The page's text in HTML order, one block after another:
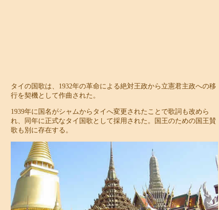
タイの国歌は、1932年の革命による絶対王政から立憲君主政への移
行を契機として作曲された。
1939年に国名がシャムからタイへ変更されたことで歌詞も改めら
れ、同年に正式なタイ国歌として採用された。国王のための国王賛
歌も別に存在する。